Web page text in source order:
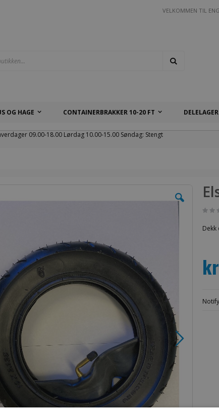
VELKOMMEN TIL
OG HAGE CONTAINERBRAKKER 10-20 FT DELELAGER
09.00-18.00 Lørdag 10.00-15.00 Søndag: Stengt
Dekk